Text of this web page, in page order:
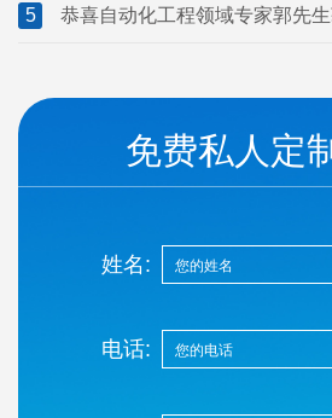
5
恭喜自动化工程领域专家郭先
免费私人定
姓名:
电话: